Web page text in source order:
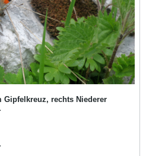
Gipfelkreuz, rechts Niederer